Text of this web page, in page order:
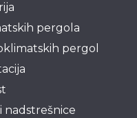
pergola
pergol
nadstrešnice